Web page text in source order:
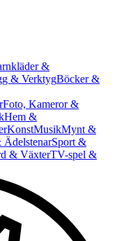
&
& VerktygBöcker &
Foto, Kameror &
Hem &
KonstMusikMynt &
ÄdelstenarSport &
& VäxterTV-spel &